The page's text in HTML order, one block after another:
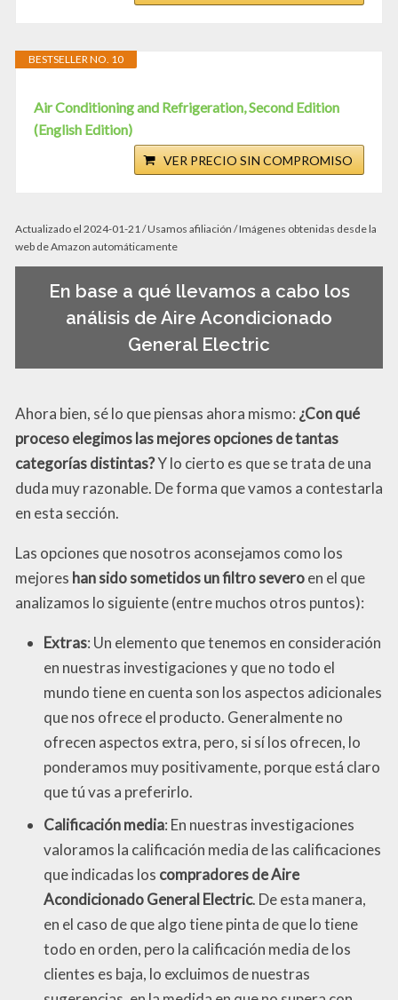
BESTSELLER NO. 10
Air Conditioning and Refrigeration, Second Edition
(English Edition)
VER PRECIO SIN COMPROMISO
Actualizado el 2024-01-21 / Usamos afiliación / Imágenes obtenidas desde la
web de Amazon automáticamente
En base a qué llevamos a cabo los
análisis de Aire Acondicionado
General Electric
Ahora bien, sé lo que piensas ahora mismo: ¿Con qué
proceso elegimos las mejores opciones de tantas
categorías distintas?Y lo cierto es que se trata de una
duda muy razonable. De forma que vamos a contestarla
en esta sección.
Las opciones que nosotros aconsejamos como los
mejores han sido sometidos un filtro severoen el que
analizamos lo siguiente (entre muchos otros puntos):
Extras: Un elemento que tenemos en consideración
en nuestras investigaciones y que no todo el
mundo tiene en cuenta son los aspectos adicionales
que nos ofrece el producto. Generalmente no
ofrecen aspectos extra, pero, si sí los ofrecen, lo
ponderamos muy positivamente, porque está claro
que tú vas a preferirlo.
Calificación media: En nuestras investigaciones
valoramos la calificación media de las calificaciones
que indicadas los compradores de Aire
Acondicionado General Electric. De esta manera,
en el caso de que algo tiene pinta de que lo tiene
todo en orden, pero la calificación media de los
clientes es baja, lo excluimos de nuestras